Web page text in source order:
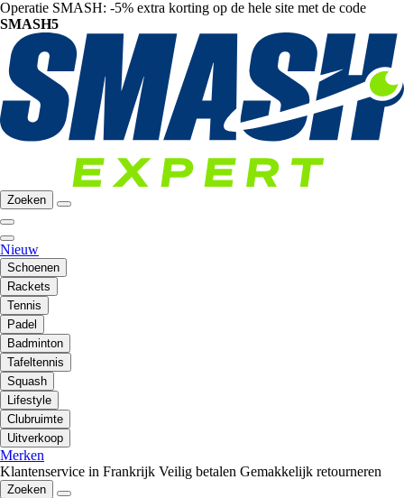
Operatie SMASH: -5% extra korting op de hele site met de code
SMASH5
Zoeken
Nieuw
Schoenen
Rackets
Tennis
Padel
Badminton
Tafeltennis
Squash
Lifestyle
Clubruimte
Uitverkoop
Merken
Klantenservice in Frankrijk Veilig betalen Gemakkelijk retourneren
Zoeken